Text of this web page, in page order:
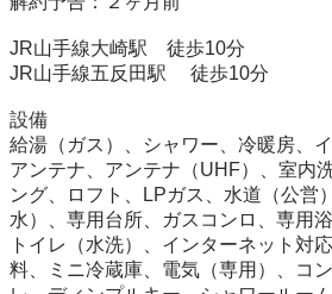
JR山手線大崎駅　徒歩10分
JR山手線五反田駅 　徒歩10分
設備
給湯（ガス）、シャワー、冷暖房、
アンテナ、アンテナ（UHF）、室内
ング、ロフト、LPガス、水道（公営
水）、専用台所、ガスコンロ、専用
トイレ（水洗）、インターネット対
料、ミニ冷蔵庫、電気（専用）、コ